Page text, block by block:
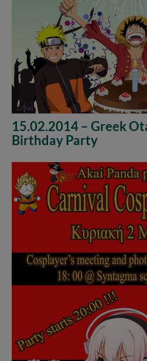
15.02.2014 – Greek
Birthday Party